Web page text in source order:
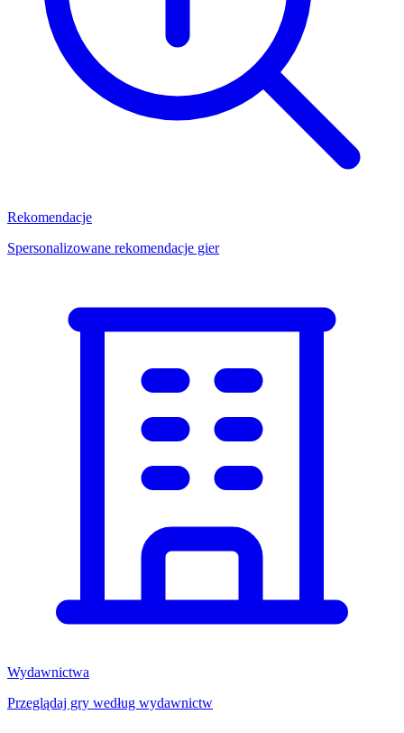
Rekomendacje
Spersonalizowane rekomendacje gier
Wydawnictwa
Przeglądaj gry według wydawnictw